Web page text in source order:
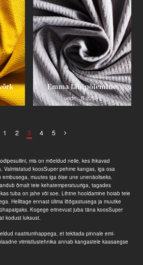
Emma läbipõlemine
viide : B-2253
1 2 3 4 5
mis on mõeldud neile, kes ihkavad
Valmistatud koosSuper pehme kangas, iga osa
muutes iga öise une unenäoliseks.
õrnalt teie kehatemperatuuriga, tagades
tuba on jahe või soe. Lihtne hooldamine hoiab teie
Hellitage ennast ülima lõõgastusega ja muutke
Kogege erinevust juba täna koosSuper
kodust luksust.
naatriumhappega, et tekitada pinnale emi-
viimistlustehnika annab kangastele kaasaegse